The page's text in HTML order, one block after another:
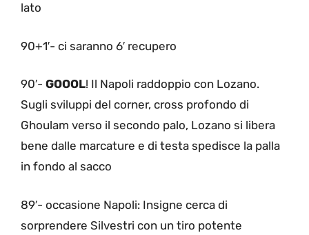
lato
90+1′- ci saranno 6′ recupero
90′- GOOOL! Il Napoli raddoppio con Lozano.
Sugli sviluppi del corner, cross profondo di
Ghoulam verso il secondo palo, Lozano si libera
bene dalle marcature e di testa spedisce la palla
in fondo al sacco
89′- occasione Napoli: Insigne cerca di
sorprendere Silvestri con un tiro potente